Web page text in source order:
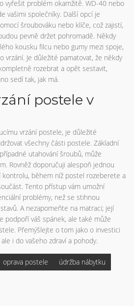
vyřešit problém okamžitě. WD-40 nebo
vašimi společníky. Další opcí je
šroubováku nebo klíče, což zajistí,
pevně držet pohromadě. Někdy
kousku filcu nebo gumy mezi spoje,
vrzání. Je důležité pamatovat, že někdy
rozebrat a opět sestavit,
sedí tak, jak má.
postele v
vrzání postele, je důležité
všechny části postele. Základní
utahování šroubů, může
Rovněž doporučuji alespoň jednou
během níž postel rozeberete a
Tento přístup vám umožní
problémy, než se stihnou
A nezapomeňte na matraci; její
podpoří váš spánek, ale také může
Přemýšlejte o tom jako o investici
i do vašeho zdraví a pohody.
oprava postele údržba nábytku